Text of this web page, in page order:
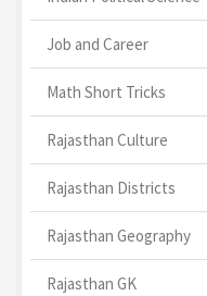
Job and Career
Math Short Tricks
Rajasthan Culture
Rajasthan Districts
Rajasthan Geography
Rajasthan GK